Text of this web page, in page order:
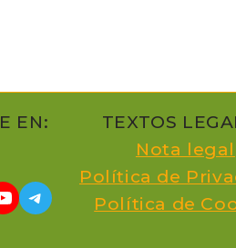
EN:
TEXTOS
Nota legal
Política de
Política de